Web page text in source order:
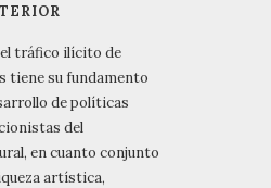
tráfico ilícito de
tiene su fundamento
de políticas
del
en cuanto conjunto
artística,